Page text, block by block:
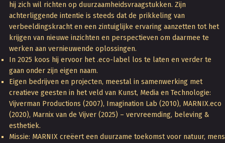
hij zich wil richten op duurzaamheidsvraagstukken. Zijn
achterliggende intentie is steeds dat de prikkeling van
verbeeldingskracht en een zintuiglijke ervaring aanzetten tot het
krijgen van nieuwe inzichten en perspectieven om daarmee te
werken aan vernieuwende oplossingen.
In 2025 koos hij ervoor het .eco-label los te laten en verder te
gaan onder zijn eigen naam.
Eigen bedrijven en projecten, meestal in samenwerking met
creatieve geesten in het veld van Kunst, Media en Technologie:
Vijverman Productions (2007), Imagination Lab (2010), MARNIX.eco
(2020), Marnix van de Vijver (2025) – vervreemding, beleving &
esthetiek.
Missie: MARNIX creëert een duurzame toekomst voor natuur, mens